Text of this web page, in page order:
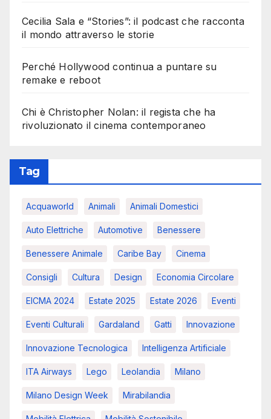
Cecilia Sala e “Stories”: il podcast che racconta
il mondo attraverso le storie
Perché Hollywood continua a puntare su
remake e reboot
Chi è Christopher Nolan: il regista che ha
rivoluzionato il cinema contemporaneo
Tag
Acquaworld Animali Animali Domestici
Auto Elettriche Automotive Benessere
Benessere Animale Caribe Bay Cinema
Consigli Cultura Design Economia Circolare
EICMA 2024 Estate 2025 Estate 2026 Eventi
Eventi Culturali Gardaland Gatti Innovazione
Innovazione Tecnologica Intelligenza Artificiale
ITA Airways Lego Leolandia Milano
Milano Design Week Mirabilandia